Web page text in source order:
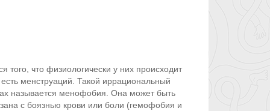
того, что физиологически у них происходит
менструаций. Такой иррациональный
называется менофобия. Она может быть
с боязнью крови или боли (гемофобия и